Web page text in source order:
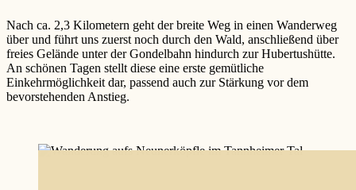
Nach ca. 2,3 Kilometern geht der breite Weg in einen Wanderweg
über und führt uns zuerst noch durch den Wald, anschließend über
freies Gelände unter der Gondelbahn hindurch zur Hubertushütte.
An schönen Tagen stellt diese eine erste gemütliche
Einkehrmöglichkeit dar, passend auch zur Stärkung vor dem
bevorstehenden Anstieg.